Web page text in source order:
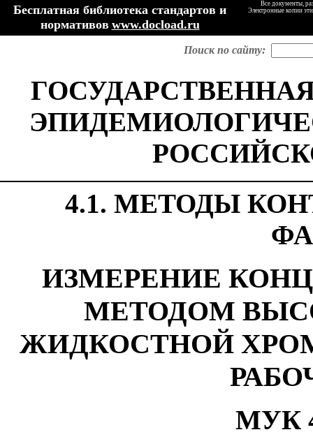
Бесплатная библиотека стандартов и
нормативов www.docload.ru
Все документы,
Электронные копии
Поиск по сайту:
4.1. МЕТОДЫ
ИЗМЕРЕНИЕ
МЕТОДОМ
ЖИДКОСТНОЙ
МУК